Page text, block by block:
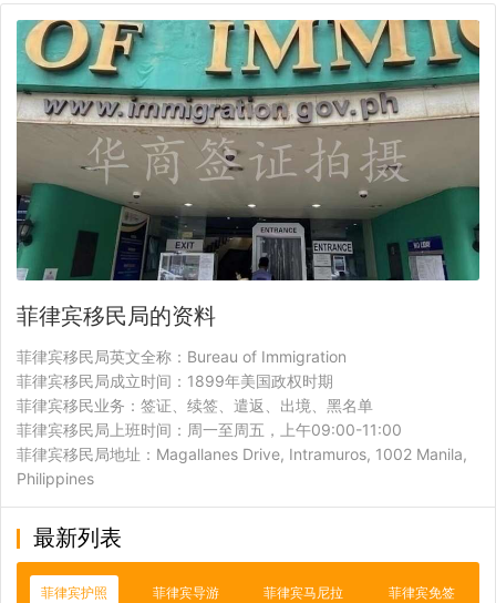
菲律宾移民局的资料
菲律宾移民局英文全称：Bureau of Immigration
菲律宾移民局成立时间：1899年美国政权时期
菲律宾移民业务：签证、续签、遣返、出境、黑名单
菲律宾移民局上班时间：周一至周五，上午09:00-11:00
菲律宾移民局地址：Magallanes Drive, Intramuros, 1002 Manila,
Philippines
最新列表
菲律宾护照 菲律宾导游 菲律宾马尼拉 菲律宾免签